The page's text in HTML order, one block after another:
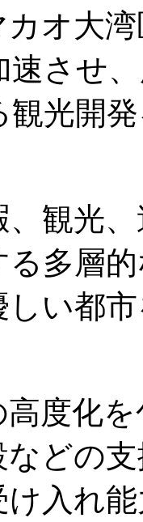
カオ大
速させ
観光開
、観光
る多層
しい都
度化
どの
け入れ